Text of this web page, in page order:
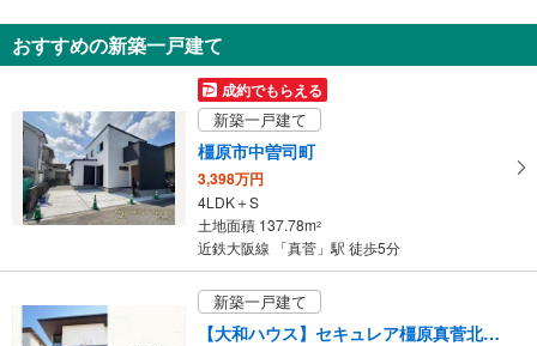
知
を
け
取
る
・
条
おすすめの新築一戸建て
成約でもらえる
新築一戸建て
橿原市中曽司町
3,398万円
4LDK＋S
土地面積 137.78m2
近鉄大阪線 「真菅」駅 徒歩5分
新築一戸建て
【大和ハウス】セキュレア橿原真菅北 （分譲住宅）